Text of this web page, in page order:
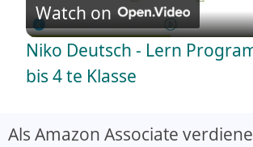
l
y
Watch on
Niko Deutsch - Lern
bis 4 te Klasse
Als Amazon Associate